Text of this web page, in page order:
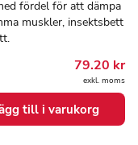
fördel för att dämpa
muskler, insektsbett
79.20 kr
exkl. moms
till i varukorg